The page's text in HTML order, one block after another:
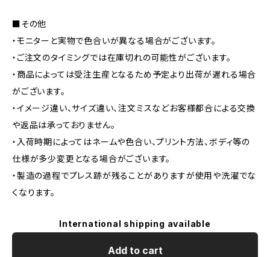
■その他
・モニターと実物で色合いが異なる場合がございます。
・ご注文のタイミングでは在庫切れの可能性がございます。
・商品によっては受注生産となるため予定より出荷が遅れる場合
がございます。
・イメージ違い、サイズ違い、注文ミスなどお客様都合による交換
や返品は承っておりません。
・入荷時期によってはネームや色合い、プリント方法、ボディ等の
仕様が多少変更となる場合がございます。
・製造の過程でプレス跡が残ることがありますが使用や洗濯でな
くなります。
International shipping available
Add to cart